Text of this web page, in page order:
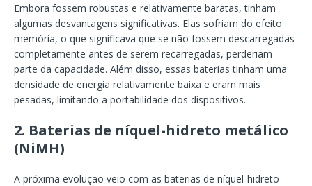
Embora fossem robustas e relativamente baratas, tinham
algumas desvantagens significativas. Elas sofriam do efeito
memória, o que significava que se não fossem descarregadas
completamente antes de serem recarregadas, perderiam
parte da capacidade. Além disso, essas baterias tinham uma
densidade de energia relativamente baixa e eram mais
pesadas, limitando a portabilidade dos dispositivos.
2. Baterias de níquel-hidreto metálico
(NiMH)
A próxima evolução veio com as baterias de níquel-hidreto